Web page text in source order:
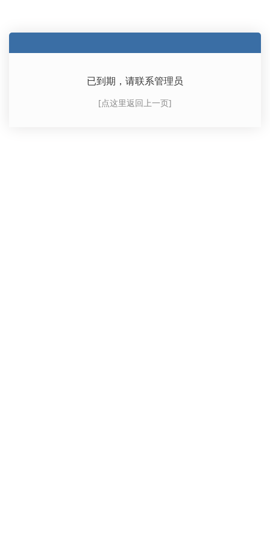
已到期，请联系管理员
[点这里返回上一页]